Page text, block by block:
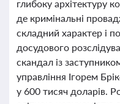
глибоку архітектуру
де кримінальні
складний характер і
досудового
скандал із
управління Ігорем
у 600 тисяч доларів.